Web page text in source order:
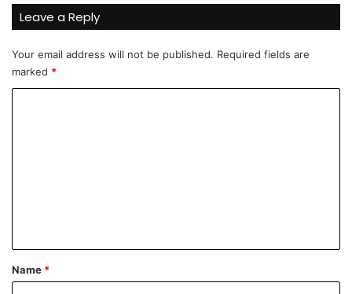
i
O
d
ž
Leave a Reply
Your email address will not be published. Required fields are
marked *
*
Name *